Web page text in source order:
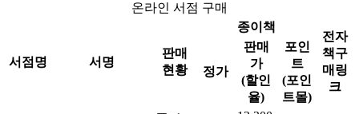
온라인 서점 구매
서점명 서명
판매
현황
종이책
전자
책구
매링
크
정가
판매
가
(할인
율)
포인
트
(포인
트몰)